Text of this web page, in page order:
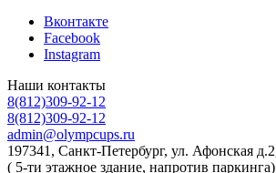
Вконтакте
Facebook
Instagram
Наши контакты
8(812)309-92-12
8(812)309-92-12
admin@olympcups.ru
197341, Санкт-Петербург, ул. Афонская
( 5-ти этажное здание, напротив